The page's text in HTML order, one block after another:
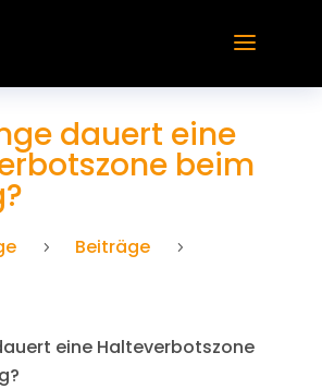
dauert eine
beim
5 Beiträge 5
eine Halteverbotszone